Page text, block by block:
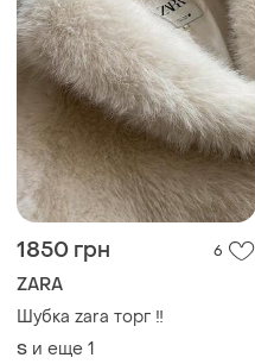
1850 грн 6
ZARA
Шубка zara торг ‼️
S и еще 1